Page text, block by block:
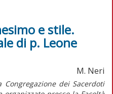
e stile.
di p. Leone
M. Neri
dei Sacerdoti